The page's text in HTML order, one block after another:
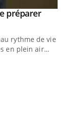
préparer
rythme de vie !
en plein air…